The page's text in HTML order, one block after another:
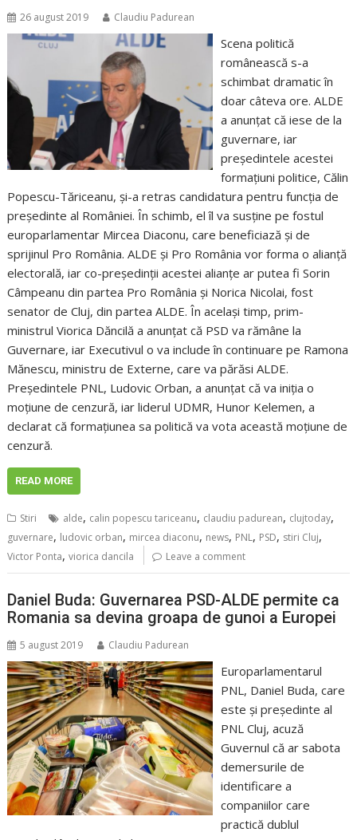
26 august 2019 Claudiu Padurean
Scena politică
românească s-a
schimbat dramatic în
doar câteva ore. ALDE
a anunţat că iese de la
guvernare, iar
preşedintele acestei
formaţiuni politice, Călin
Popescu-Tăriceanu, şi-a retras candidatura pentru funcţia de
preşedinte al României. În schimb, el îl va susţine pe fostul
europarlamentar Mircea Diaconu, care beneficiază şi de
sprijinul Pro România. ALDE şi Pro România vor forma o alianţă
electorală, iar co-preşedinţii acestei alianţe ar putea fi Sorin
Câmpeanu din partea Pro România şi Norica Nicolai, fost
senator de Cluj, din partea ALDE. În acelaşi timp, prim-
ministrul Viorica Dăncilă a anunţat că PSD va rămâne la
Guvernare, iar Executivul o va include în continuare pe Ramona
Mănescu, ministru de Externe, care va părăsi ALDE.
Preşedintele PNL, Ludovic Orban, a anunţat că va iniţia o
moţiune de cenzură, iar liderul UDMR, Hunor Kelemen, a
declarat că formaţiunea sa politică va vota această moţiune de
cenzură.
READ MORE
Stiri alde, calin popescu tariceanu, claudiu padurean, clujtoday,
guvernare, ludovic orban, mircea diaconu, news, PNL, PSD, stiri Cluj,
Victor Ponta,viorica dancila Leave a comment
Daniel Buda: Guvernarea PSD-ALDE permite ca
Romania sa devina groapa de gunoi a Europei
5 august 2019 Claudiu Padurean
Europarlamentarul
PNL, Daniel Buda, care
este şi preşedinte al
PNL Cluj, acuză
Guvernul că ar sabota
demersurile de
identificare a
companiilor care
practică dublul